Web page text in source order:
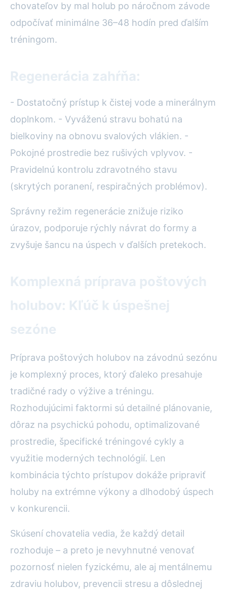
chovateľov by mal holub po náročnom závode
odpočívať minimálne 36–48 hodín pred ďalším
tréningom.
Regenerácia zahŕňa:
- Dostatočný prístup k čistej vode a minerálnym
doplnkom. - Vyváženú stravu bohatú na
bielkoviny na obnovu svalových vlákien. -
Pokojné prostredie bez rušivých vplyvov. -
Pravidelnú kontrolu zdravotného stavu
(skrytých poranení, respiračných problémov).
Správny režim regenerácie znižuje riziko
úrazov, podporuje rýchly návrat do formy a
zvyšuje šancu na úspech v ďalších pretekoch.
Komplexná príprava poštových
holubov: Kľúč k úspešnej
sezóne
Príprava poštových holubov na závodnú sezónu
je komplexný proces, ktorý ďaleko presahuje
tradičné rady o výžive a tréningu.
Rozhodujúcimi faktormi sú detailné plánovanie,
dôraz na psychickú pohodu, optimalizované
prostredie, špecifické tréningové cykly a
využitie moderných technológií. Len
kombinácia týchto prístupov dokáže pripraviť
holuby na extrémne výkony a dlhodobý úspech
v konkurencii.
Skúsení chovatelia vedia, že každý detail
rozhoduje – a preto je nevyhnutné venovať
pozornosť nielen fyzickému, ale aj mentálnemu
zdraviu holubov, prevencii stresu a dôslednej